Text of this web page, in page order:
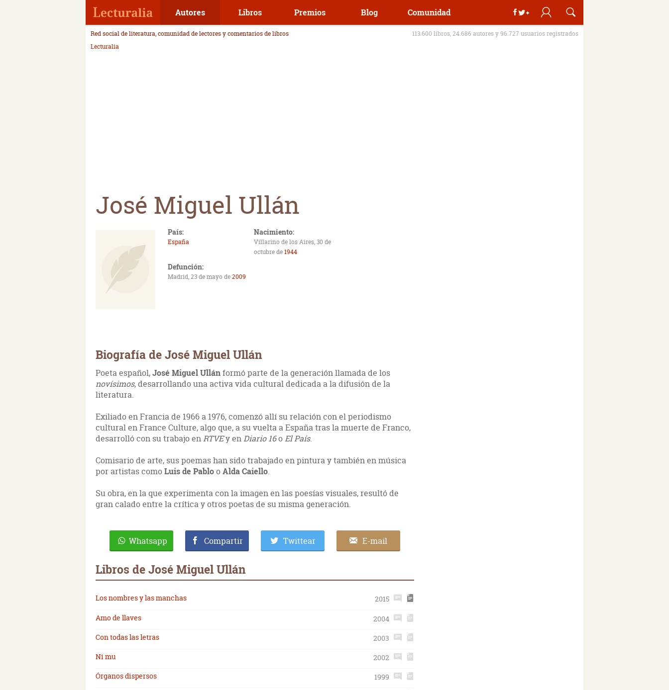
Autores Libros Premios Blog Comunidad
Red social de literatura, comunidad de lectores y comentarios de libros
113.600 libros, 24.686 autores y 96.727 usuarios registrados
Lecturalia
José Miguel Ullán
País:
España
Nacimiento:
Villarino de los Aires, 30 de
octubre de1944
Defunción:
Madrid, 23 de mayo de2009
Biografía de José Miguel Ullán
Poeta español,José Miguel Ullánformó parte de la generación llamada de los
novísimos, desarrollando una activa vida cultural dedicada a la difusión de la
literatura.
Exiliado en Francia de 1966 a 1976, comenzó allí su relación con el periodismo
cultural en France Culture, algo que, a su vuelta a España tras la muerte de Franco,
desarrolló con su trabajo enRTVEy enDiario 16oEl País.
Comisario de arte, sus poemas han sido trabajado en pintura y también en música
por artistas comoLuis de PablooAlda Caiello.
Su obra, en la que experimenta con la imagen en las poesías visuales, resultó de
gran calado entre la crítica y otros poetas de su misma generación.
Whatsapp Compartir Twittear E-mail
Libros de José Miguel Ullán
Los nombres y las manchas
2015
Amo de llaves
2004
Con todas las letras
2003
Ni mu
2002
Órganos dispersos
1999